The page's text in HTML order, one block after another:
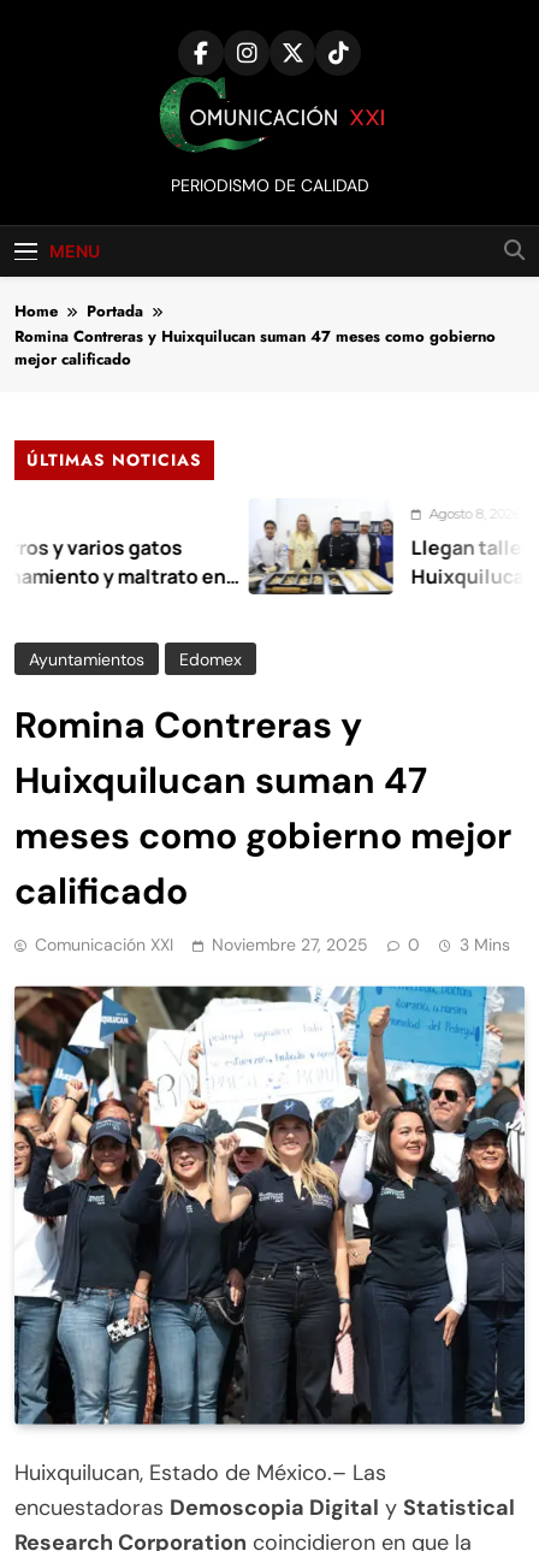
Comunicación
XXI
PERIODISMO DE CALIDAD
MENU
Home
Portada
Romina Contreras y Huixquilucan suman 47 meses como gobierno
mejor calificado
ÚLTIMAS NOTICIAS
gatos
y maltrato en
Agosto 8, 2026
Llegan talleres de
Huixquilucan
Ayuntamientos Edomex
Romina Contreras y
Huixquilucan suman 47
meses como gobierno mejor
calificado
Comunicación XXI Noviembre 27, 2025 0 3 Mins
Huixquilucan, Estado de México.– Las
encuestadoras Demoscopia Digital y Statistical
Research Corporation coincidieron en que la